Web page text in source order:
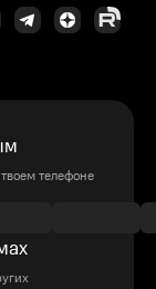
телефоне